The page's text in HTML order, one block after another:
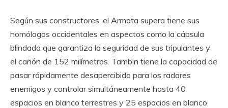
Según sus constructores, el Armata supera tiene sus
homólogos occidentales en aspectos como la cápsula
blindada que garantiza la seguridad de sus tripulantes y
el cañón de 152 milímetros. Tambin tiene la capacidad de
pasar rápidamente desapercibido para los radares
enemigos y controlar simultáneamente hasta 40
espacios en blanco terrestres y 25 espacios en blanco